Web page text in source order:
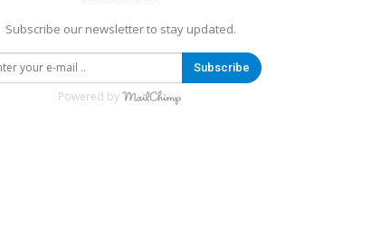
Subscribe our newsletter to stay updated.
Subscribe
Powered by